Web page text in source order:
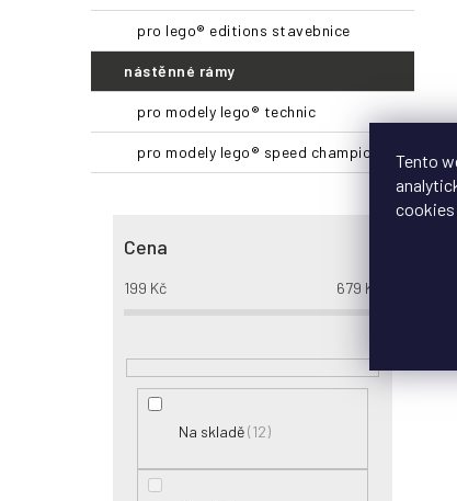
Tento
cookies
pro lego® editions stavebnice
nástěnné rámy
pro modely lego® technic
pro modely lego® speed champions
Cena
199 Kč 679 Kč
Na skladě 12